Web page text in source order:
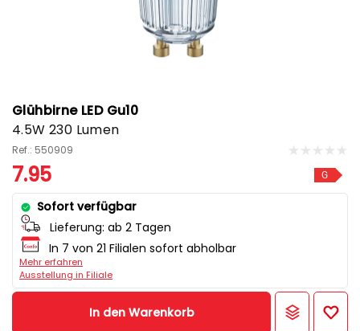
Glühbirne LED Gu10
4.5W 230 Lumen
Ref.: 550909
7.95 G
Sofort verfügbar
Lieferung: ab 2 Tagen
In 7 von 21 Filialen sofort abholbar
Mehr erfahren
Ausstellung in Filiale
In den Warenkorb